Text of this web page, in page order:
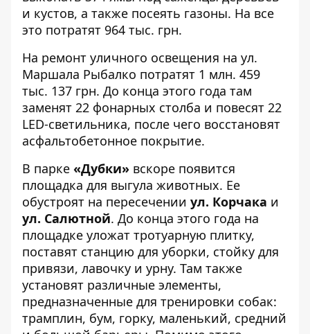
и кустов, а также посеять газоны. На все
это потратят 964 тыс. грн.
На ремонт уличного освещения на ул.
Маршала Рыбалко потратят 1 млн. 459
тыс. 137 грн. До конца этого года там
заменят 22 фонарных столба и повесят 22
LED-светильника, после чего восстановят
асфальтобетонное покрытие.
В парке «Дубки» вскоре появится
площадка для выгула животных. Ее
обустроят на пересечении ул. Корчака и
ул. Салютной. До конца этого года на
площадке уложат тротуарную плитку,
поставят станцию для уборки, стойку для
привязи, лавочку и урну. Там также
установят различные элементы,
предназначенные для тренировки собак:
трамплин, бум, горку, маленький, средний